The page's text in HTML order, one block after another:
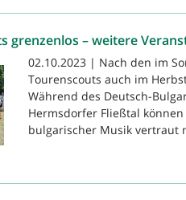
grenzenlos – weitere
02.10.2023 | Nach den im
Tourenscouts auch im
Während des Deutsch-
Hermsdorfer Fließtal
bulgarischer Musik vertraut